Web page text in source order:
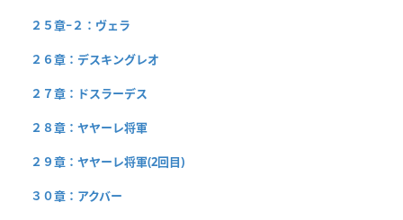
２５章−２：ヴェラ
２６章：デスキングレオ
２７章：ドスラーデス
２８章：ヤヤーレ将軍
２９章：ヤヤーレ将軍(2回目)
３０章：アクバー